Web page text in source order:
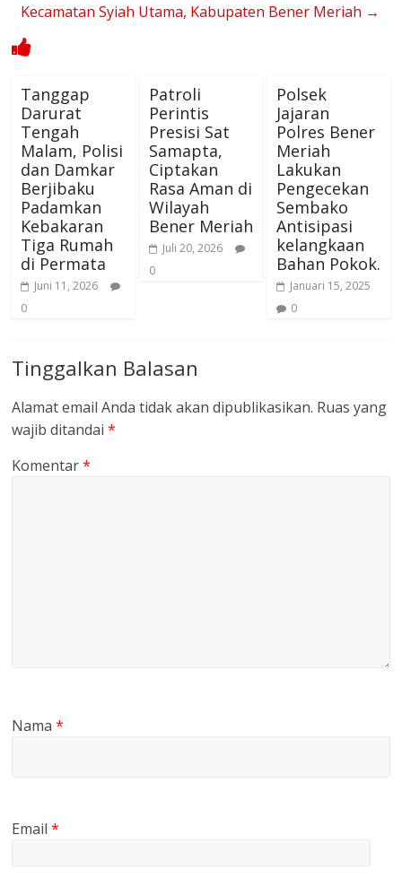
Kecamatan Syiah Utama, Kabupaten Bener Meriah →
Tanggap
Darurat
Tengah
Malam, Polisi
dan Damkar
Berjibaku
Padamkan
Kebakaran
Tiga Rumah
di Permata
Juni 11, 2026
0
Patroli
Perintis
Presisi Sat
Samapta,
Ciptakan
Rasa Aman di
Wilayah
Bener Meriah
Juli 20, 2026
0
Polsek
Jajaran
Polres Bener
Meriah
Lakukan
Pengecekan
Sembako
Antisipasi
kelangkaan
Bahan Pokok.
Januari 15, 2025
0
Tinggalkan Balasan
Alamat email Anda tidak akan dipublikasikan. Ruas yang
wajib ditandai*
Komentar*
Nama*
Email*